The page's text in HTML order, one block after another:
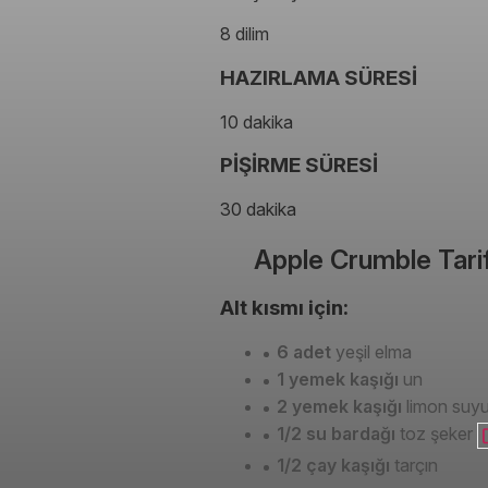
8 dilim
HAZIRLAMA SÜRESİ
10 dakika
PİŞİRME SÜRESİ
30 dakika
Apple Crumble
Alt kısmı için:
6 adet yeşil elma
1 yemek kaşığı un
2 yemek kaşığı limon suyu
1/2 su bardağı toz şeker
1/2 çay kaşığı tarçın